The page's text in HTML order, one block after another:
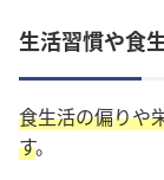
生活習慣や食
食生活の偏りや
す。